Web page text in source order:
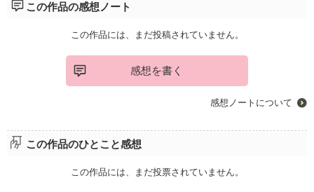
この作品の感想ノート
この作品には、まだ投稿されていません。
感想を書く
感想ノートについて
この作品のひとこと感想
この作品には、まだ投票されていません。